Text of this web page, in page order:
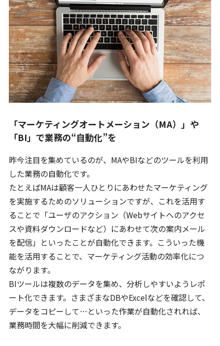
「マーケティングオートメーション（MA）」や
「BI」で業務の“自動化”を
昨今注目を集めているのが、MAやBIなどのツールを利用
した業務の自動化です。
たとえばMAは顧客一人ひとりにあわせたマーケティング
を実施するためのソリューションですが、これを活用す
ることで「ユーザのアクション（Webサイトへのアクセ
スや資料ダウンロードなど）にあわせて次の案内メール
を配信」といったことが自動化できます。こういった機
能を活用することで、マーケティング活動の効率化につ
ながります。
BIツールは複数のデータを集め、分析しやすいようレポ
ート化できます。さまざまなDBやExcelなどを確認して、
データをコピーして…といった作業が自動化されれば、
業務時間を大幅に削減できます。